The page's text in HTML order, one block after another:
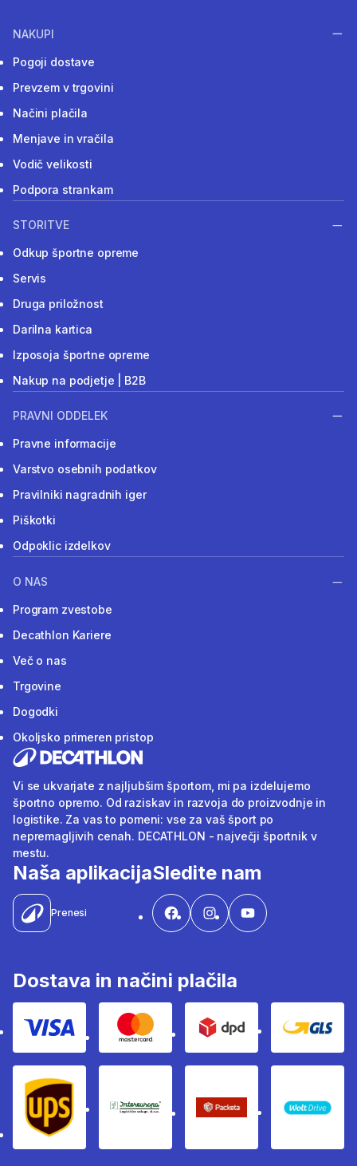
NAKUPI
Pogoji dostave
Prevzem v trgovini
Načini plačila
Menjave in vračila
Vodič velikosti
Podpora strankam
STORITVE
Odkup športne opreme
Servis
Druga priložnost
Darilna kartica
Izposoja športne opreme
Nakup na podjetje | B2B
PRAVNI ODDELEK
Pravne informacije
Varstvo osebnih podatkov
Pravilniki nagradnih iger
Piškotki
Odpoklic izdelkov
O NAS
Program zvestobe
Decathlon Kariere
Več o nas
Trgovine
Dogodki
Okoljsko primeren pristop
Vi se ukvarjate z najljubšim športom, mi pa izdelujemo
športno opremo. Od raziskav in razvoja do proizvodnje in
logistike. Za vas to pomeni: vse za vaš šport po
nepremagljivih cenah. DECATHLON - največji športnik v
mestu.
Naša aplikacija
Prenesi
Sledite nam
Dostava in načini plačila
Visa Mastercard Dpd Gls
Ups Intereuropa Packeta Sledenje
WOLT